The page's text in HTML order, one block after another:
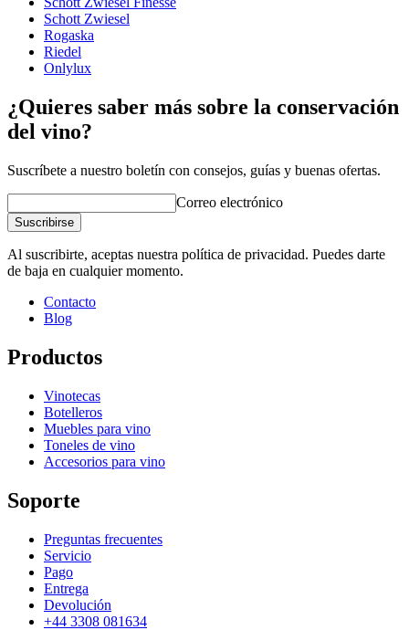
GrabadoNo
Schott Zwiesel
Rogaska
Riedel
Onlylux
¿Quieres saber más sobre la conservación
del vino?
Suscríbete a nuestro boletín con consejos, guías y buenas ofertas.
Correo electrónico
Suscribirse
Al suscribirte, aceptas nuestra política de privacidad. Puedes darte
de baja en cualquier momento.
Contacto
Blog
Productos
Vinotecas
Botelleros
Muebles para vino
Toneles de vino
Accesorios para vino
Soporte
Preguntas frecuentes
Servicio
Pago
Entrega
Devolución
+44 3308 081634